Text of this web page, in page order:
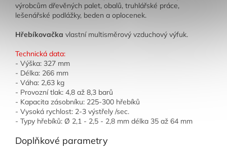
výrobcům dřevěných palet, obalů, truhlářské práce,
lešenářské podlážky, beden a oplocenek.
Hřebíkovačka vlastní multisměrový vzduchový výfuk.
Technická data:
- Výška: 327 mm
- Délka: 266 mm
- Váha: 2,63 kg
- Provozní tlak: 4,8 až 8,3 barů
- Kapacita zásobníku: 225-300 hřebíků
- Vysoká rychlost: 2-3 výstřely /sec.
- Typy hřebíků: Ø 2,1 - 2,5 - 2,8 mm délka 35 až 64 mm
Doplňkové parametry